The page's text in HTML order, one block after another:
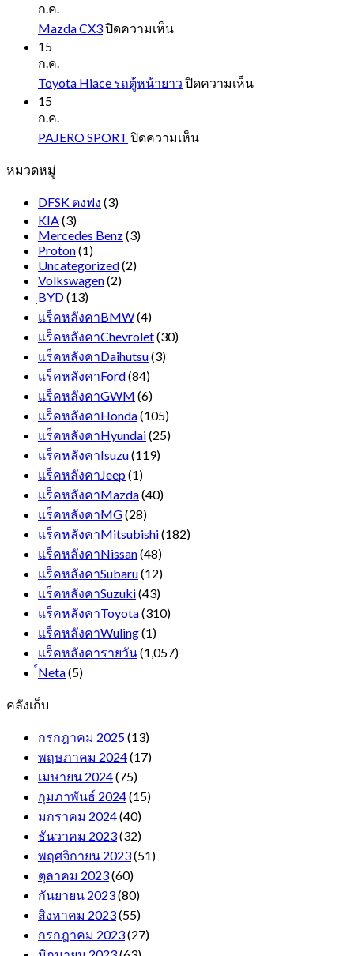
ก.ค.
Mazda CX3ปิดความเห็นบน
15
ก.ค.
Toyota Hiace รถตู้หน้ายาว ปิดความเห็นบน
15
ก.ค.
PAJERO SPORT ปิดความเห็นบน
หมวดหมู่
DFSK ตงฟง (3)
KIA(3)
Mercedes Benz(3)
Proton(1)
Uncategorized(2)
Volkswagen(2)
ฺBYD(13)
แร็คหลังคาBMW(4)
แร็คหลังคาChevrolet(30)
แร็คหลังคาDaihutsu(3)
แร็คหลังคาFord(84)
แร็คหลังคาGWM (6)
แร็คหลังคาHonda(105)
แร็คหลังคาHyundai(25)
แร็คหลังคาIsuzu(119)
แร็คหลังคาJeep(1)
แร็คหลังคาMazda(40)
แร็คหลังคาMG(28)
แร็คหลังคาMitsubishi(182)
แร็คหลังคาNissan(48)
แร็คหลังคาSubaru(12)
แร็คหลังคาSuzuki(43)
แร็คหลังคาToyota(310)
แร็คหลังคาWuling(1)
แร็คหลังคารายวัน(1,057)
์Neta(5)
คลังเก็บ
กรกฎาคม 2025(13)
พฤษภาคม 2024(17)
เมษายน 2024(75)
กุมภาพันธ์ 2024(15)
มกราคม 2024(40)
ธันวาคม 2023(32)
พฤศจิกายน 2023(51)
ตุลาคม 2023(60)
กันยายน 2023(80)
สิงหาคม 2023(55)
กรกฎาคม 2023(27)